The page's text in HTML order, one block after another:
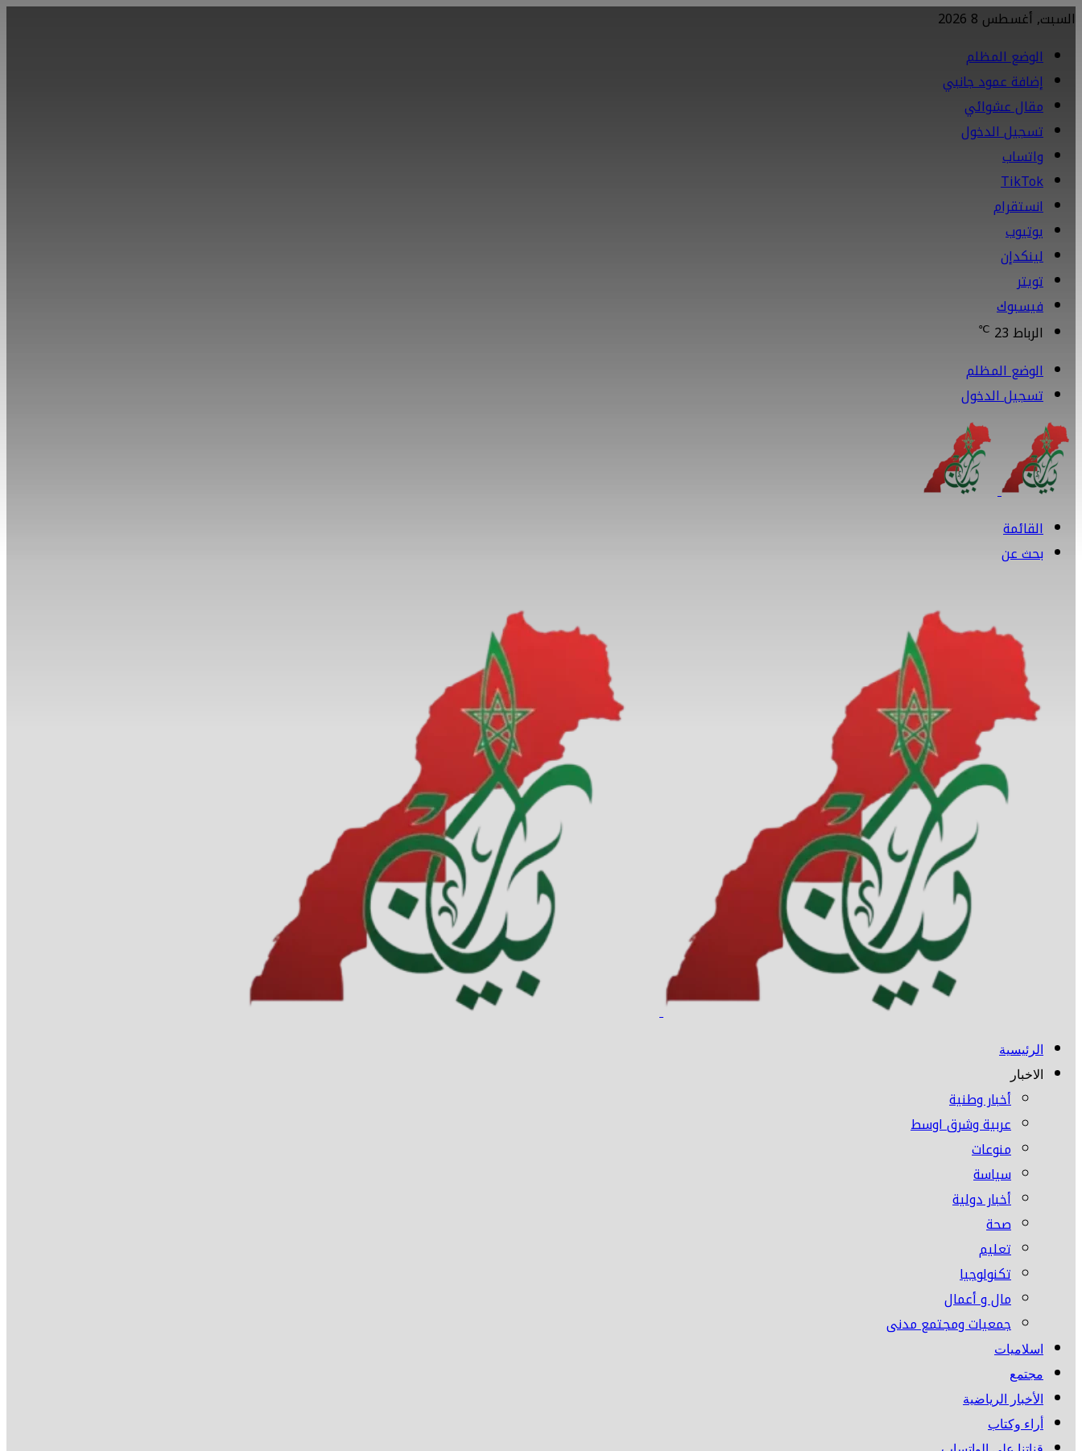
السبت, أغسطس 8 2026
الوضع المظلم
إضافة عمود جانبي
مقال عشوائي
تسجيل الدخول
واتساب
TikTok
انستقرام
يوتيوب
لينكدإن
تويتر
فيسبوك
الرباط23
℃
الوضع المظلم
تسجيل الدخول
القائمة
بحث عن
الرئيسية
الاخبار
أخبار وطنية
عربية وشرق اوسط
منوعات
سياسة
أخبار دولية
صحة
تعليم
تكنولوجيا
مال و أعمال
جمعيات ومجتمع مدنى
اسلاميات
مجتمع
الأخبار الرياضية
أراء وكتاب